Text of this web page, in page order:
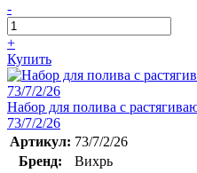
-
+
Купить
Набор для полива с
73/7/2/26
Артикул: 73/7/2/26
Бренд:
Вихрь